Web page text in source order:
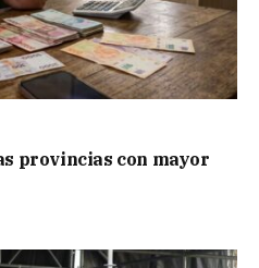
provincias con mayor